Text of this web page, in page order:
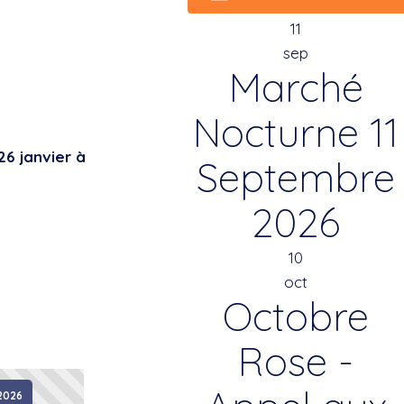
11
sep
Marché
Nocturne 11
Septembre
2026
10
oct
Octobre
Rose -
janvier à
mercredi 29 juillet 2026